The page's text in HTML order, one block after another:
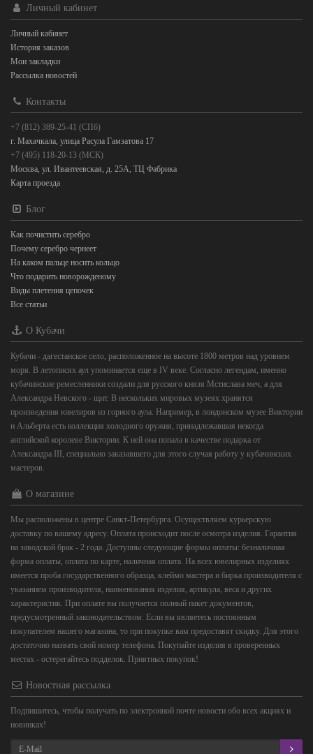
Личный кабинет
Личный кабинет
История заказов
Мои закладки
Рассылка новостей
Контакты
+7 (812) 389-25-41 (СПб)
г. Махачкала, улица Расула Гамзатова 17
+7 (495) 118-20-13 (МСК)
Москва, ул. Ивантеевская, д. 25А, ТЦ Фабрика
Карта проезда
Блог
Как почистить серебро
Почему серебро чернеет
На каком пальце носить кольцо
Что подарить новорожденому
Виды плетения цепочек
Все статьи
О Кубачи
Кубачи - дагестанское село, расположенное на высоте 1800 метров над уровнем
моря. В летописях аул упоминается еще в IV веке. Согласно легендам, именно
кубачинские ремесленники создали для русского князя Мстислава меч, а для
Александра Невского - щит. В нескольких мировых музеях хранятся
произведения ювелиров из горного аула. Например, в лондонском музее Виктории
и Альберта есть коллекция холодного оружия, принадлежавшая некогда
английской королеве Виктории. К ней она попала в качестве подарка от
Александра III, специально заказавшего для этого случая работу у кубачинских
мастеров.
О магазине
Мы расположены в центре Санкт-Петербурга. Осуществляем курьерскую
доставку по вашему адресу. Оплата происходит после осмотра изделия. Гарантия
на заводской брак - 2 года. Доступны следующие формы оплаты: безналичная
форма оплаты, оплата по карте, наличная оплата. На всех ювелирных изделиях
имеется проба государственного образца, клеймо мастера и бирка производителя с
указанием производителя, наименования изделия, артикула, веса и других
характеристик. При оплате вы получается полный пакет документов,
предусмотренный законодательством. Если вы являетесь постоянным
покупателем нашего магазина, то при покупке вам предоставят скидку. Для этого
достаточно назвать свой номер телефона. Покупайте изделия в проверенных
местах - остерегайтесь подделок. Приятных покупок!
Новостная рассылка
Подпишитесь, чтобы получать по электронной почте новости обо всех акциях и
новинках!